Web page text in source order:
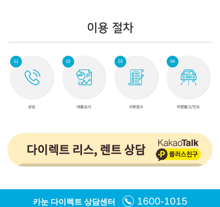
이용 절차
카눈 다이렉트 상담센터 1600-1015